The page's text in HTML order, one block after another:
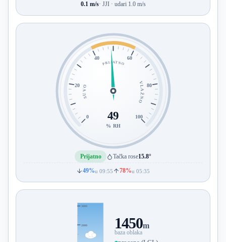
0.1 m/s· JJI · udari 1.0 m/s
0
20
40 60
80
100
SUVO
PRIJATNO
VLAŽNO
49
% RH
Prijatno Tačka rose15.8°
49%u 09:55 78%u 05:35
2000
3000
1450m
baza oblaka